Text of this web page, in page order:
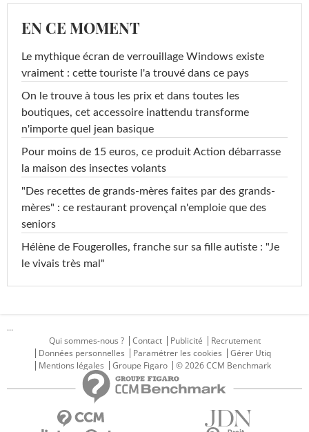
EN CE MOMENT
Le mythique écran de verrouillage Windows existe
vraiment : cette touriste l'a trouvé dans ce pays
On le trouve à tous les prix et dans toutes les
boutiques, cet accessoire inattendu transforme
n'importe quel jean basique
Pour moins de 15 euros, ce produit Action débarrasse
la maison des insectes volants
"Des recettes de grands-mères faites par des grands-
mères" : ce restaurant provençal n'emploie que des
seniors
Hélène de Fougerolles, franche sur sa fille autiste : "Je
le vivais très mal"
...
Qui sommes-nous ?
Contact Publicité
Recrutement
Données personnelles
Paramétrer les cookies
Gérer Utiq
Mentions légales
Groupe Figaro © 2026 CCM Benchmark